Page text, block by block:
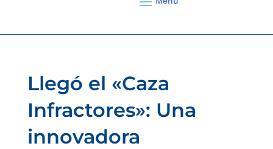
Llegó el «Caza
Infractores»: Una
innovadora